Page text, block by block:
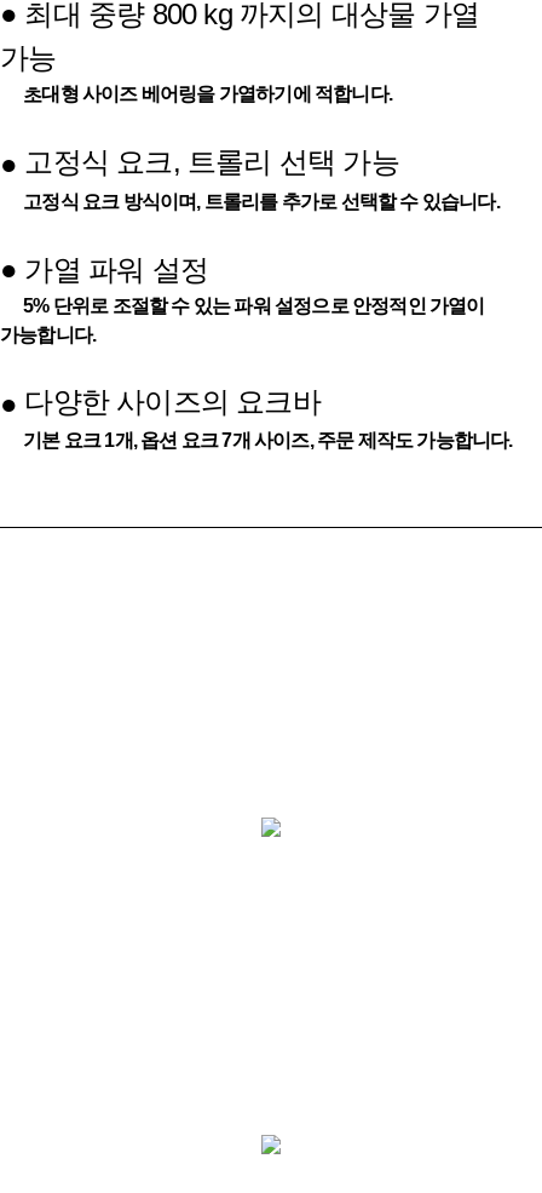
● 최대 중량 800 kg 까지의 대상물 가열
가능
초대형 사이즈 베어링을 가열하기에 적합니다.
● 고정식 요크, 트롤리 선택 가능
고정식 요크 방식이며, 트롤리를 추가로 선택할 수 있습니다.
● 가열 파워 설정
5% 단위로 조절할 수 있는 파워 설정으로 안정적인 가열이
가능합니다.
● 다양한 사이즈의 요크바
기본 요크 1개, 옵션 요크 7개 사이즈, 주문 제작도 가능합니다.